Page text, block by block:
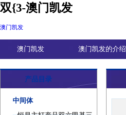
双{3-澳门凯发
澳门凯发
澳门凯发 澳门凯发的介绍
产品目录
中间体